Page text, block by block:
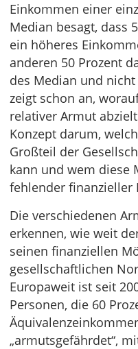
Einkommen einer
Median besagt, dass
ein höheres
anderen 50 Prozent
des Median und
zeigt schon an,
relativer Armut
Konzept darum,
Großteil der
kann und wem diese
fehlender
Die verschiedenen
erkennen, wie weit
seinen finanziellen
gesellschaftlichen
Europaweit ist seit
Personen, die 60
„armutsgefährdet“,